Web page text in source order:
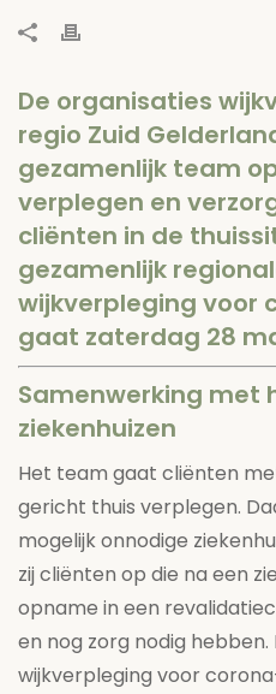
De organisaties
regio Zuid
gezamenlijk team
verplegen en
cliënten in de
gezamenlijk
wijkverpleging voor
gaat zaterdag 28
Samenwerking met
ziekenhuizen
Het team gaat cliënten
gericht thuis verplegen.
mogelijk onnodige
zij cliënten op die na een
opname in een
en nog zorg nodig
wijkverpleging voor